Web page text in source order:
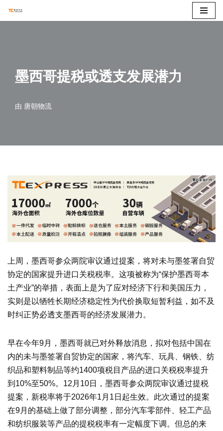
墨西哥提税或透支发展潜力
由 唐朝物流
上周，墨西哥参众两院审议通过提案，将对未与墨签署自贸
协定的国家提升进口关税税率。这项被称为“保护墨西哥本
土产业”的举措，表面上是为了应对经济下行和美国压力，
实则是以牺牲长期经济稳定性为代价换取短暂利益，如不及
时纠正势必透支墨西哥的经济发展潜力。
早在今年9月，墨西哥就已对外释放消息，拟对包括中国在
内的未与墨签署自贸协定的国家，将汽车、玩具、钢铁、纺
织品和塑料制品等约1400项税目产品的进口关税税率提升
到10%至50%。12月10日，墨西哥参众两院审议通过提税
提案，新税率将于2026年1月1日起生效。此次通过的提案
在9月的基础上做了部分调整，部分汽车零部件、轻工产品
和纺织服装等产品的提税税率有一定幅度下调。但总的来